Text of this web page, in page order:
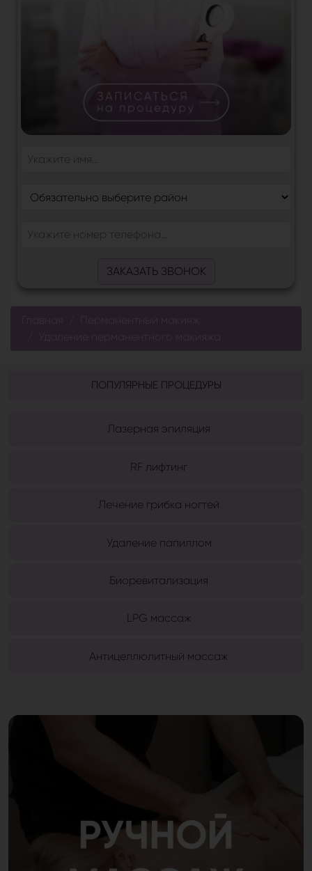
ЗАКАЗАТЬ ЗВОНОК
Главная
Перманентный макияж
Удаление перманентного макияжа
ПОПУЛЯРНЫЕ ПРОЦЕДУРЫ
Лазерная эпиляция
RF лифтинг
Лечение грибка ногтей
Удаление папиллом
Биоревитализация
LPG массаж
Антицеллюлитный массаж